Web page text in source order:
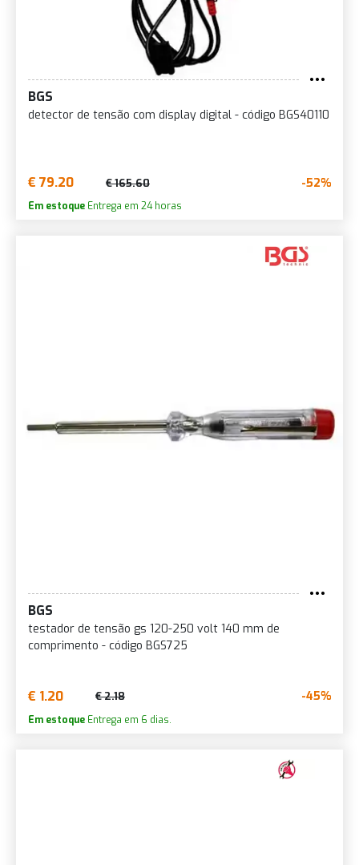
BGS
detector de tensão com display digital - código BGS40110
€ 79.20 € 165.60 -52%
Em estoque Entrega em 24 horas
BGS
testador de tensão gs 120-250 volt 140 mm de
comprimento - código BGS725
€ 1.20 € 2.18 -45%
Em estoque Entrega em 6 dias.